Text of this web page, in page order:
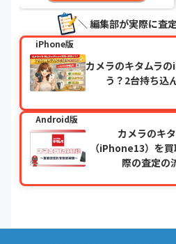
＼ 編集部が実際に査
iPhone版
カメラのキタムラ
う？2台持ち込
Android版
カメラのキ
（iPhone13）を
際の査定の